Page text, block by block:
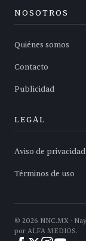
NOSOTROS
Quiénes somos
Contacto
Publicidad
LEGAL
Aviso de privacidad
Términos de uso
© 2026 NNC.MX ·
por ALFA MEDIOS.